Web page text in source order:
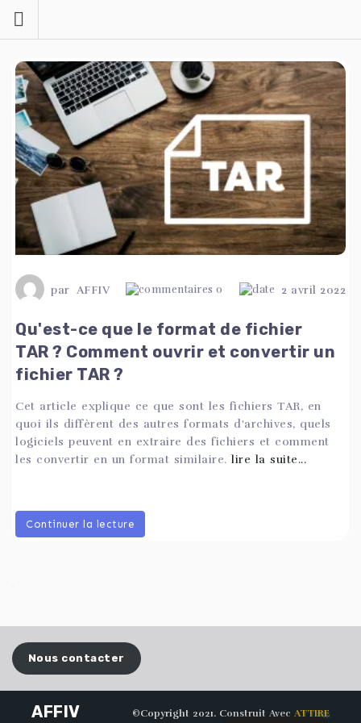
content
par AFFIV 0 2 avril 2022
Qu'est-ce que le format de fichier
TAR ? Comment ouvrir et convertir un
fichier TAR ?
Cet article explique ce que sont les fichiers TAR, en
quoi ils diffèrent des autres formats d'archives, quels
logiciels peuvent en extraire des fichiers et comment
les convertir en un format similaire. lire la suite...
Continuer la lecture
Nous contacter
AFFIV ©Copyright 2021. Construit Avec ATTIRE